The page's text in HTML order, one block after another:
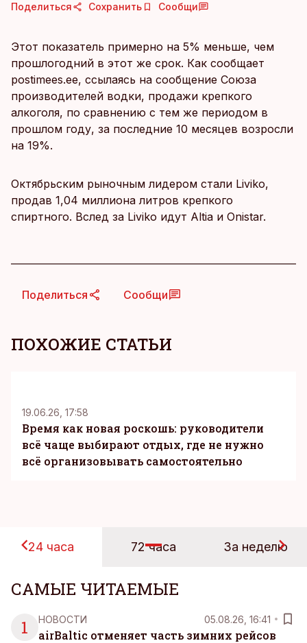
Поделиться Сохранить Сообщи
Этот показатель примерно на 5% меньше, чем
прошлогодний в этот же срок. Как сообщает
postimees.ee, ссылаясь на сообщение Союза
производителей водки, продажи крепкого
алкоголя, по сравнению с тем же периодом в
прошлом году, за последние 10 месяцев возросли
на 19%.
Октябрьским рыночным лидером стали Liviko,
продав 1,04 миллиона литров крепкого
спиртного. Вслед за Liviko идут Altia и Onistar.
Поделиться Сообщи
ПОХОЖИЕ СТАТЬИ
19.06.26, 17:58
Время как новая роскошь: руководители
всё чаще выбирают отдых, где не нужно
всё организовывать самостоятельно
24 часа 72 часа За неделю
САМЫЕ ЧИТАЕМЫЕ
1
НОВОСТИ 05.08.26, 16:41
airBaltic отменяет часть зимних рейсов